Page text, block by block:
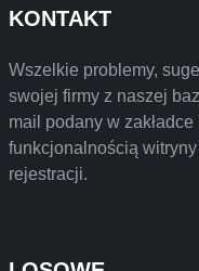
KONTAKT
Wszelkie problemy,
swojej firmy z naszej
mail podany w
funkcjonalnością
rejestracji.